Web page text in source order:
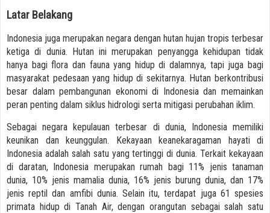
Latar Belakang
Indonesia juga merupakan negara dengan hutan hujan tropis terbesar
ketiga di dunia. Hutan ini merupakan penyangga kehidupan tidak
hanya bagi flora dan fauna yang hidup di dalamnya, tapi juga bagi
masyarakat pedesaan yang hidup di sekitarnya. Hutan berkontribusi
besar dalam pembangunan ekonomi di Indonesia dan memainkan
peran penting dalam siklus hidrologi serta mitigasi perubahan iklim.
Sebagai negara kepulauan terbesar di dunia, Indonesia memiliki
keunikan dan keunggulan. Kekayaan keanekaragaman hayati di
Indonesia adalah salah satu yang tertinggi di dunia. Terkait kekayaan
di daratan, Indonesia merupakan rumah bagi 11% jenis tanaman
dunia, 10% jenis mamalia dunia, 16% jenis burung dunia, dan 17%
jenis reptil dan amfibi dunia. Selain itu, terdapat juga 61 spesies
primata hidup di Tanah Air, dengan orangutan sebagai salah satu